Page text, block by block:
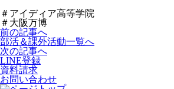
＃アイディア高等学院
＃大阪万博
前の記事へ
部活＆課外活動一覧へ
次の記事へ
LINE登録
資料請求
お問い合わせ